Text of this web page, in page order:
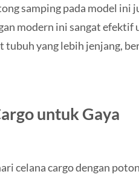
samping pada model ini
modern ini sangat efektif
tubuh yang lebih jenjang,
untuk Gaya
celana cargo dengan